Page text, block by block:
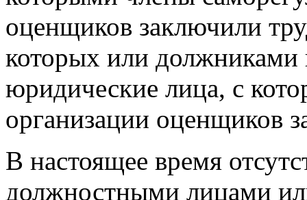
оценщиков заключили
которых или должниками
юридические лица, с
организации оценщиков
В настоящее время
должностными лицами